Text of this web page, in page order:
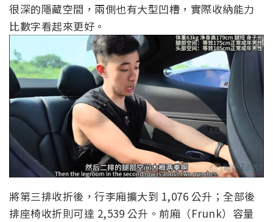
很深的隱藏空間，兩側也有大型凹槽，實際收納能力
比數字看起來更好。
將第三排收折後，行李廂擴大到 1,076 公升；全部後
排座椅收折則可達 2,539 公升。前廂（Frunk）容量